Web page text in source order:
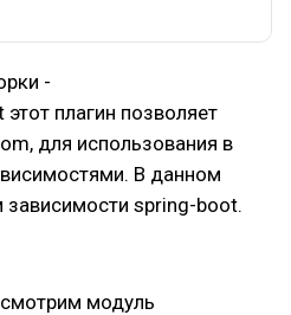
-
плагин позволяет
для использования в
В данном
spring-boot.
модуль